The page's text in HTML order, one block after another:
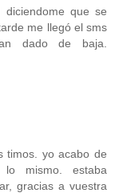
que se
me llegó el sms
dado de baja.
timos. yo acabo de
mismo. estaba
gracias a vuestra